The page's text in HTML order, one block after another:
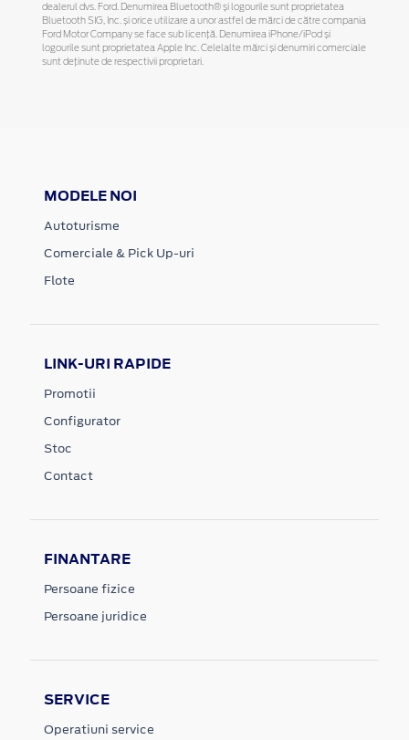
dealerul dvs. Ford. Denumirea Bluetooth® și logourile sunt proprietatea
Bluetooth SIG, Inc. și orice utilizare a unor astfel de mărci de către compania
Ford Motor Company se face sub licență. Denumirea iPhone/iPod și
logourile sunt proprietatea Apple Inc. Celelalte mărci și denumiri comerciale
sunt deținute de respectivii proprietari.
MODELE NOI
Autoturisme
Comerciale & Pick Up-uri
Flote
LINK-URI RAPIDE
Promotii
Configurator
Stoc
Contact
FINANTARE
Persoane fizice
Persoane juridice
SERVICE
Operatiuni service